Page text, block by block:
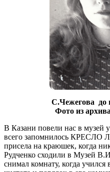
С.Чежегова до
Фото из
В Казани повели нас в музей
всего запомнилось
присела на краюшек, когда
Рудченко сходили в Музей
снимал комнату, когда учился